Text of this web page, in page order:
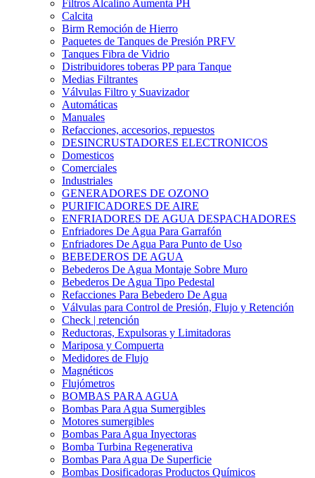
Filtros Alcalino Aumenta PH
Calcita
Birm Remoción de Hierro
Paquetes de Tanques de Presión PRFV
Tanques Fibra de Vidrio
Distribuidores toberas PP para Tanque
Medias Filtrantes
Válvulas Filtro y Suavizador
Automáticas
Manuales
Refacciones, accesorios, repuestos
DESINCRUSTADORES ELECTRONICOS
Domesticos
Comerciales
Industriales
GENERADORES DE OZONO
PURIFICADORES DE AIRE
ENFRIADORES DE AGUA DESPACHADORES
Enfriadores De Agua Para Garrafón
Enfriadores De Agua Para Punto de Uso
BEBEDEROS DE AGUA
Bebederos De Agua Montaje Sobre Muro
Bebederos De Agua Tipo Pedestal
Refacciones Para Bebedero De Agua
Válvulas para Control de Presión, Flujo y Retención
Check | retención
Reductoras, Expulsoras y Limitadoras
Mariposa y Compuerta
Medidores de Flujo
Magnéticos
Flujómetros
BOMBAS PARA AGUA
Bombas Para Agua Sumergibles
Motores sumergibles
Bombas Para Agua Inyectoras
Bomba Turbina Regenerativa
Bombas Para Agua De Superficie
Bombas Dosificadoras Productos Químicos